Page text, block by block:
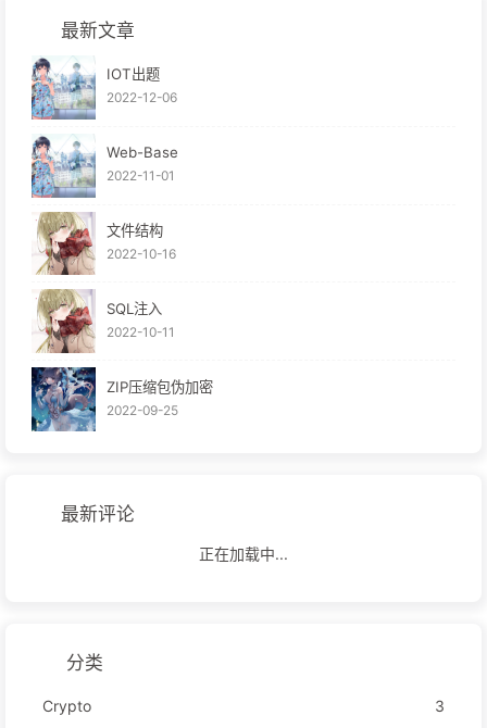
最新文章
IOT出题
2022-12-06
Web-Base
2022-11-01
文件结构
2022-10-16
SQL注入
2022-10-11
ZIP压缩包伪加密
2022-09-25
最新评论
正在加载中...
分类
Crypto
3